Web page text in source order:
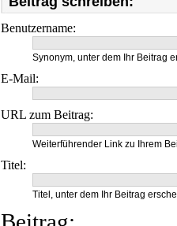
Benutzername:
Synonym, unter dem Ihr Beitrag
E-Mail:
URL zum Beitrag:
Weiterführender Link zu Ihrem
Titel:
Titel, unter dem Ihr Beitrag